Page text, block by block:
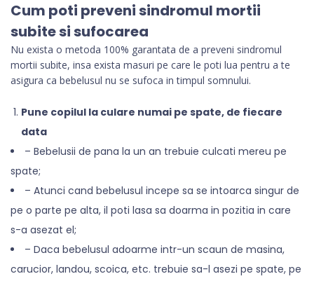
Cum poti preveni sindromul mortii
subite si sufocarea
Nu exista o metoda 100% garantata de a preveni sindromul
mortii subite, insa exista masuri pe care le poti lua pentru a te
asigura ca bebelusul nu se sufoca in timpul somnului.
Pune copilul la culare numai pe spate, de fiecare
data
– Bebelusii de pana la un an trebuie culcati mereu pe
spate;
– Atunci cand bebelusul incepe sa se intoarca singur de
pe o parte pe alta, il poti lasa sa doarma in pozitia in care
s-a asezat el;
– Daca bebelusul adoarme intr-un scaun de masina,
carucior, landou, scoica, etc. trebuie sa-l asezi pe spate, pe